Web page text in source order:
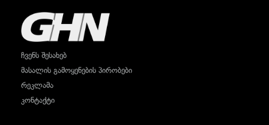
ჩვენს შესახებ
მასალის გამოყენების პირობები
რეკლამა
კონტაქტი